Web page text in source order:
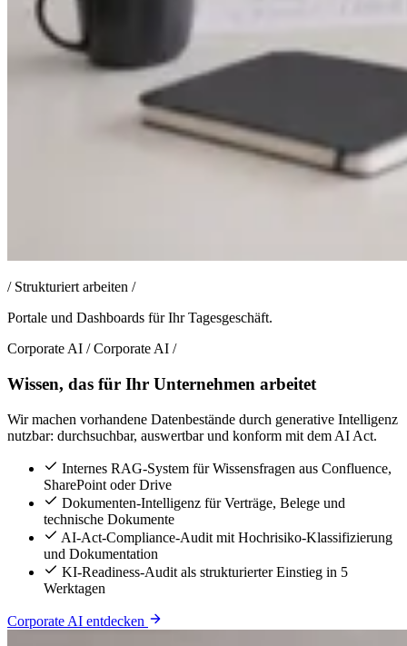
/ Strukturiert arbeiten /
Portale und Dashboards für Ihr Tagesgeschäft.
Corporate AI /Corporate AI /
Wissen, das für Ihr Unternehmen arbeitet
Wir machen vorhandene Datenbestände durch generative Intelligenz
nutzbar: durchsuchbar, auswertbar und konform mit dem AI Act.
Internes RAG-System für Wissensfragen aus Confluence,
SharePoint oder Drive
Dokumenten-Intelligenz für Verträge, Belege und
technische Dokumente
AI-Act-Compliance-Audit mit Hochrisiko-Klassifizierung
und Dokumentation
KI-Readiness-Audit als strukturierter Einstieg in 5
Werktagen
Corporate AI entdecken